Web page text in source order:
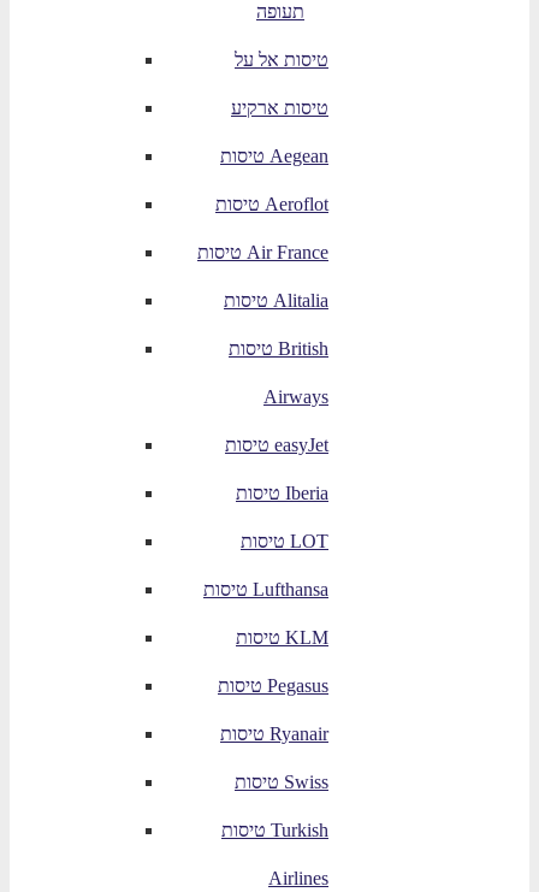
תעופה
טיסות אל על
טיסות ארקיע
טיסות Aegean
טיסות Aeroflot
טיסות Air France
טיסות Alitalia
טיסות British
Airways
טיסות easyJet
טיסות Iberia
טיסות LOT
טיסות Lufthansa
טיסות KLM
טיסות Pegasus
טיסות Ryanair
טיסות Swiss
טיסות Turkish
Airlines